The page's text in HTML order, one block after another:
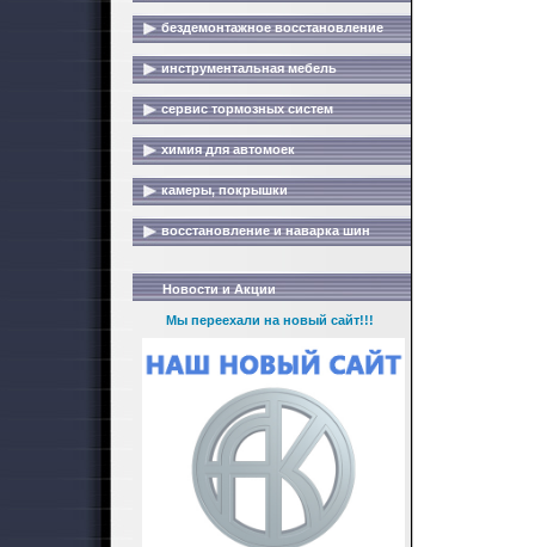
бездемонтажное восстановление
инструментальная мебель
сервис тормозных систем
химия для автомоек
камеры, покрышки
восстановление и наварка шин
Новости и Акции
Мы переехали на новый сайт!!!